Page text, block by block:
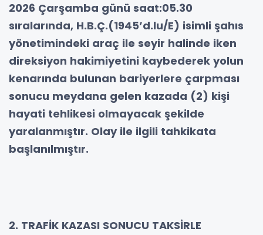
2026 Çarşamba günü saat:05.30
sıralarında, H.B.Ç.(1945’d.lu/E) isimli şahıs
yönetimindeki araç ile seyir halinde iken
direksiyon hakimiyetini kaybederek yolun
kenarında bulunan bariyerlere çarpması
sonucu meydana gelen kazada (2) kişi
hayati tehlikesi olmayacak şekilde
yaralanmıştır. Olay ile ilgili tahkikata
başlanılmıştır.
2. TRAFİK KAZASI SONUCU TAKSİRLE